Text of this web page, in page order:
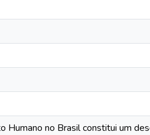
no Brasil constitui um